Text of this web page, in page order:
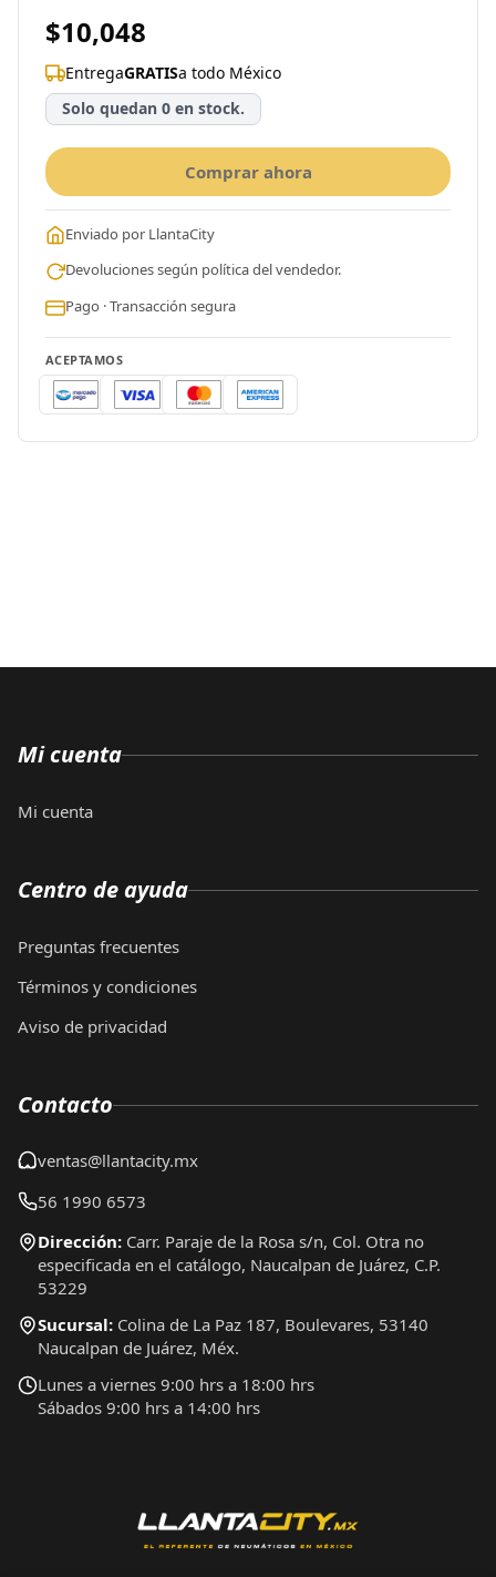
$10,048
EntregaGRATISa todo México
Solo quedan 0 en stock.
Comprar ahora
Enviado por LlantaCity
Devoluciones según política del vendedor.
Pago · Transacción segura
ACEPTAMOS
Mi cuenta
Mi cuenta
Centro de ayuda
Preguntas frecuentes
Términos y condiciones
Aviso de privacidad
Contacto
ventas@llantacity.mx
56 1990 6573
Dirección: Carr. Paraje de la Rosa s/n, Col. Otra no
especificada en el catálogo, Naucalpan de Juárez, C.P.
53229
Sucursal: Colina de La Paz 187, Boulevares, 53140
Naucalpan de Juárez, Méx.
Lunes a viernes 9:00 hrs a 18:00 hrs
Sábados 9:00 hrs a 14:00 hrs